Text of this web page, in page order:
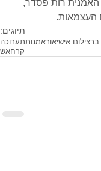
רות פסדר,
העצמאות.
תיוגים:
ברצילום אישיאוראמנותתערוכה
קרחאש